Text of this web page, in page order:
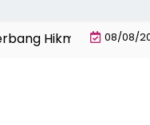
Hikmah dan Cahaya
08/08/